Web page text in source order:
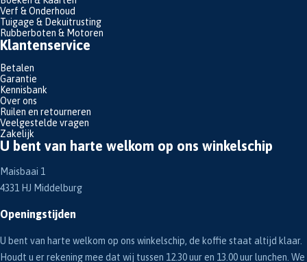
Verf & Onderhoud
Tuigage & Dekuitrusting
Rubberboten & Motoren
Klantenservice
Betalen
Garantie
Kennisbank
Over ons
Ruilen en retourneren
Veelgestelde vragen
Zakelijk
U bent van harte welkom op ons winkelschip
Maisbaai 1
4331 HJ Middelburg
Openingstijden
U bent van harte welkom op ons winkelschip, de koffie staat altijd klaar.
Houdt u er rekening mee dat wij tussen 12.30 uur en 13.00 uur lunchen. We